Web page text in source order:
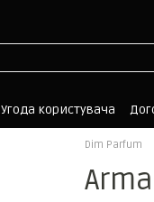
Угода користувача
Dim Parfum